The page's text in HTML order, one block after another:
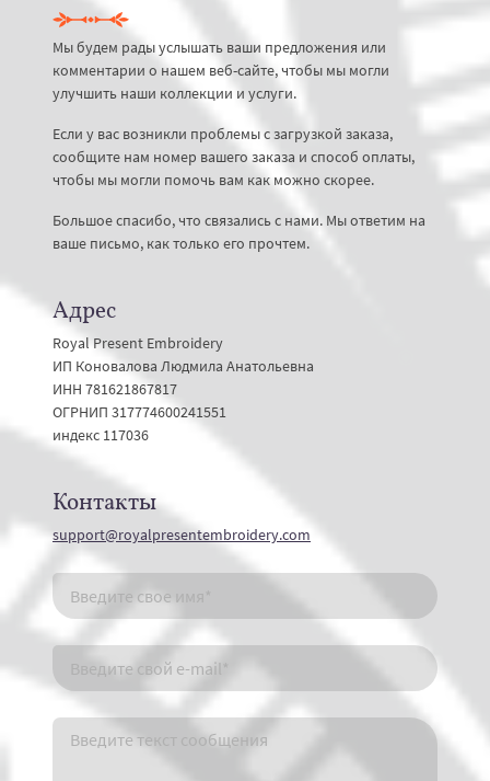
Мы будем рады услышать ваши предложения или
комментарии о нашем веб-сайте, чтобы мы могли
улучшить наши коллекции и услуги.
Если у вас возникли проблемы с загрузкой заказа,
сообщите нам номер вашего заказа и способ оплаты,
чтобы мы могли помочь вам как можно скорее.
Большое спасибо, что связались с нами. Мы ответим на
ваше письмо, как только его прочтем.
Адрес
Royal Present Embroidery
ИП Коновалова Людмила Анатольевна
ИНН 781621867817
ОГРНИП 317774600241551
индекс 117036
Контакты
support@royalpresentembroidery.com